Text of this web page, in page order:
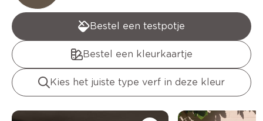
Bestel een testpotje
Bestel een kleurkaartje
Kies het juiste type verf in deze kleur